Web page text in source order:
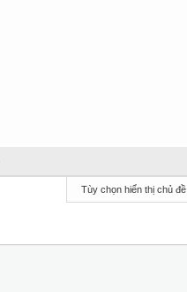
Tùy chọn hiển thị chủ đề